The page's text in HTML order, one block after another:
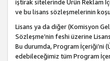
iştirak sitelerinde Ürün Reklam
ve bu lisans sözleşmelerinin
Lisans ya da diğer (Komisyon
Sözleşme’nin feshi üzerine
Bu durumda, Program İçeriği’ni
edebileceğimiz tüm Program